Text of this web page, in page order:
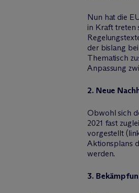
Nun hat die
in Kraft treten
der bislang
Thematisch
Anpassung
2. Neue
Obwohl sich
2021 fast
vorgestellt
Aktionsplans
werden.
3.